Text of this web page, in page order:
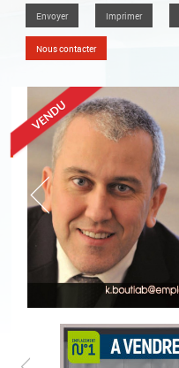
POSTULEZ EN LIGNE
Envoyer Imprimer
Nous contacter